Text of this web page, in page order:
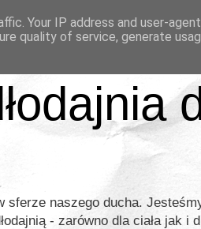
naszego ducha.
- zarówno dla ciała jak i
Your IP address and user-agent
quality of service, generate